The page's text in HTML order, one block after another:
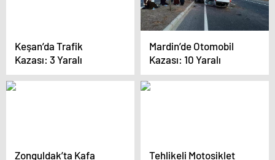
Keşan’da Trafik
Kazası: 3 Yaralı
Mardin’de Otomobil
Kazası: 10 Yaralı
Zonguldak’ta Kafa
Tehlikeli Motosiklet